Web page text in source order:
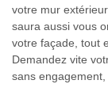
votre mur
saura aussi vous
votre façade, tout
Demandez vite
sans